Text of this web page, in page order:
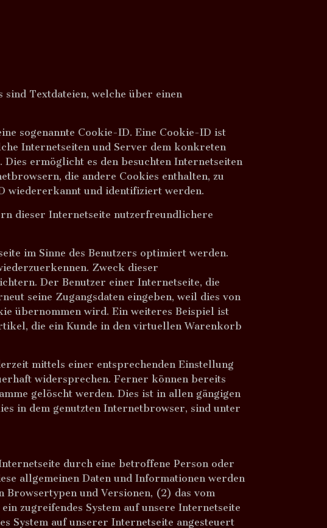
sind Textdateien, welche über einen
sogenannte Cookie-ID. Eine Cookie-ID ist
Internetseiten und Server dem konkreten
ermöglicht es den besuchten Internetseiten
die andere Cookies enthalten, zu
wiedererkannt und identifiziert werden.
dieser Internetseite nutzerfreundlichere
im Sinne des Benutzers optimiert werden.
Zweck dieser
Der Benutzer einer Internetseite, die
seine Zugangsdaten eingeben, weil dies von
übernommen wird. Ein weiteres Beispiel ist
die ein Kunde in den virtuellen Warenkorb
mittels einer entsprechenden Einstellung
widersprechen. Ferner können bereits
gelöscht werden. Dies ist in allen gängigen
in dem genutzten Internetbrowser, sind unter
durch eine betroffene Person oder
allgemeinen Daten und Informationen werden
Browsertypen und Versionen, (2) das vom
zugreifendes System auf unsere Internetseite
System auf unserer Internetseite angesteuert